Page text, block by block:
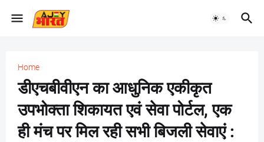
Home
डीएचबीवीएन का आधुनिक एकीकृत
उपभोक्ता शिकायत एवं सेवा पोर्टल, एक
ही मंच पर मिल रही सभी बिजली सेवाएं :